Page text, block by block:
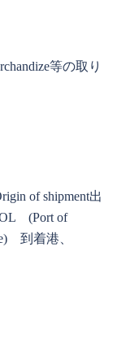
等の取り
of shipment出
(Port of
到着港、